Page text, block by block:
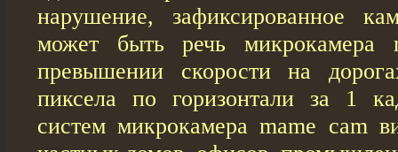
нарушение, зафиксированное
может быть речь
превышении скорости на
пиксела по горизонтали за 1
систем микрокамера mame cam